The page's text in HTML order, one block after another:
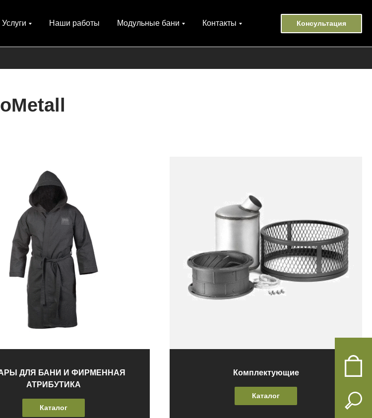
Услуги Наши работы Модульные бани Контакты Консультация
ДЛЯ БАНИ И ФИРМЕННАЯ
АТРИБУТИКА
Каталог
Комплектующие
Каталог